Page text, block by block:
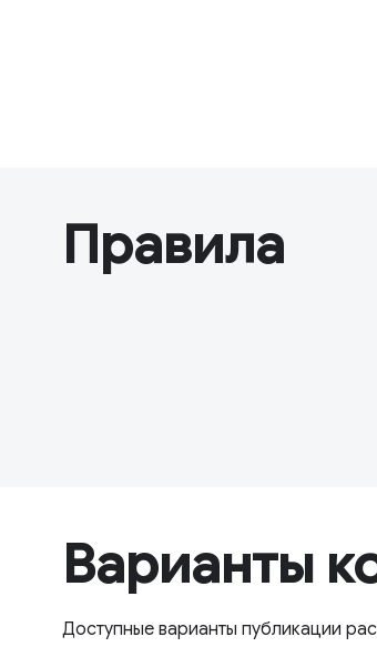
Правила
Варианты
Доступные варианты публикации